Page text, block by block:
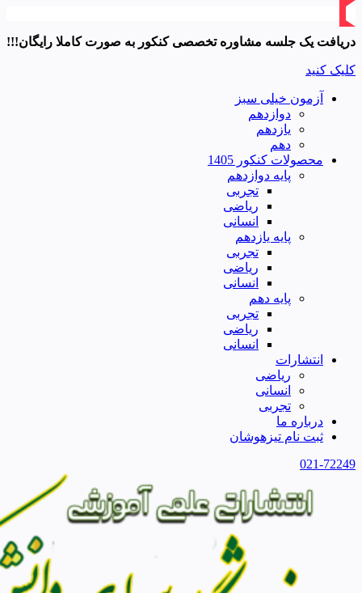
دریافت یک جلسه مشاوره تخصصی کنکور به صورت کاملا رایگان!!!
کلیک کنید
آزمون خیلی سبز
دوازدهم
یازدهم
دهم
محصولات کنکور 1405
پایه دوازدهم
تجربی
ریاضی
انسانی
پایه یازدهم
تجربی
ریاضی
انسانی
پایه دهم
تجربی
ریاضی
انسانی
انتشارات
ریاضی
انسانی
تجربی
درباره ما
ثبت نام تیزهوشان
021-72249